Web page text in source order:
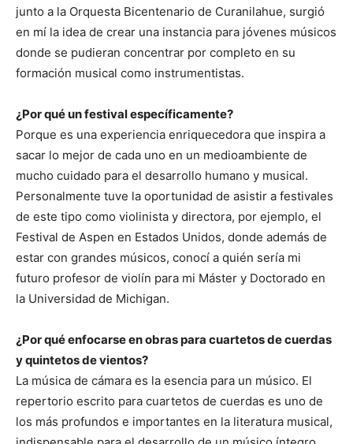
junto a la Orquesta Bicentenario de Curanilahue, surgió
en mí la idea de crear una instancia para jóvenes músicos
donde se pudieran concentrar por completo en su
formación musical como instrumentistas.
¿Por qué un festival específicamente?
Porque es una experiencia enriquecedora que inspira a
sacar lo mejor de cada uno en un medioambiente de
mucho cuidado para el desarrollo humano y musical.
Personalmente tuve la oportunidad de asistir a festivales
de este tipo como violinista y directora, por ejemplo, el
Festival de Aspen en Estados Unidos, donde además de
estar con grandes músicos, conocí a quién sería mi
futuro profesor de violín para mi Máster y Doctorado en
la Universidad de Michigan.
¿Por qué enfocarse en obras para cuartetos de cuerdas
y quintetos de vientos?
La música de cámara es la esencia para un músico. El
repertorio escrito para cuartetos de cuerdas es uno de
los más profundos e importantes en la literatura musical,